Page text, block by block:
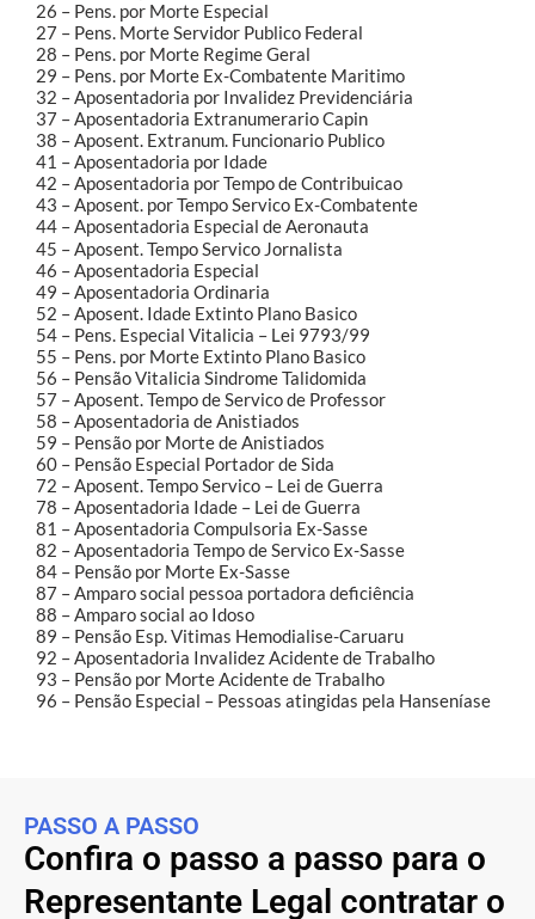
26 – Pens. por Morte Especial
27 – Pens. Morte Servidor Publico Federal
28 – Pens. por Morte Regime Geral
29 – Pens. por Morte Ex-Combatente Maritimo
32 – Aposentadoria por Invalidez Previdenciária
37 – Aposentadoria Extranumerario Capin
38 – Aposent. Extranum. Funcionario Publico
41 – Aposentadoria por Idade
42 – Aposentadoria por Tempo de Contribuicao
43 – Aposent. por Tempo Servico Ex-Combatente
44 – Aposentadoria Especial de Aeronauta
45 – Aposent. Tempo Servico Jornalista
46 – Aposentadoria Especial
49 – Aposentadoria Ordinaria
52 – Aposent. Idade Extinto Plano Basico
54 – Pens. Especial Vitalicia – Lei 9793/99
55 – Pens. por Morte Extinto Plano Basico
56 – Pensão Vitalicia Sindrome Talidomida
57 – Aposent. Tempo de Servico de Professor
58 – Aposentadoria de Anistiados
59 – Pensão por Morte de Anistiados
60 – Pensão Especial Portador de Sida
72 – Aposent. Tempo Servico – Lei de Guerra
78 – Aposentadoria Idade – Lei de Guerra
81 – Aposentadoria Compulsoria Ex-Sasse
82 – Aposentadoria Tempo de Servico Ex-Sasse
84 – Pensão por Morte Ex-Sasse
87 – Amparo social pessoa portadora deficiência
88 – Amparo social ao Idoso
89 – Pensão Esp. Vitimas Hemodialise-Caruaru
92 – Aposentadoria Invalidez Acidente de Trabalho
93 – Pensão por Morte Acidente de Trabalho
96 – Pensão Especial – Pessoas atingidas pela Hanseníase
PASSO A PASSO
Confira o passo a passo para o
Representante Legal contratar o